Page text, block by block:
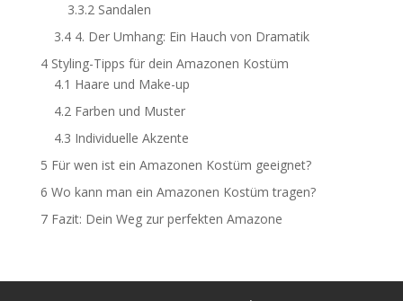
3.3.2Sandalen
3.44. Der Umhang: Ein Hauch von Dramatik
4Styling-Tipps für dein Amazonen Kostüm
4.1 Haare und Make-up
4.2Farben und Muster
4.3 Individuelle Akzente
5 Für wen ist ein Amazonen Kostüm geeignet?
6 Wo kann man ein Amazonen Kostüm tragen?
7Fazit: Dein Weg zur perfekten Amazone